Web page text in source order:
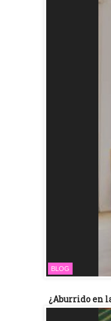
BLOG
¿Aburrido en